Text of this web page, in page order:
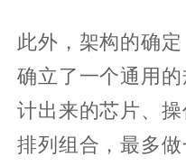
此外，架构的确
确立了一个通用
计出来的芯片、
排列组合，最多